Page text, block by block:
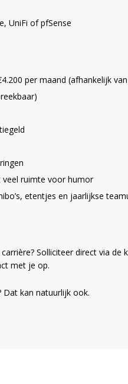
UniFi of pfSense
per maand (afhankelijk
ruimte voor humor
etentjes en jaarlijkse
Solliciteer direct via de
met je op.
Dat kan natuurlijk ook.